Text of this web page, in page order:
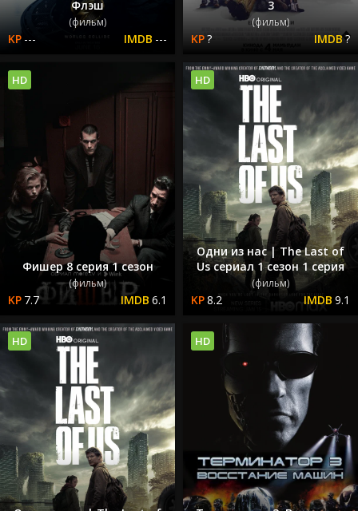
Флэш
(фильм)
--- ---
3
(фильм)
? ?
Фишер 8 серия 1 сезон
(фильм)
7.7 6.1
HD
Одни из нас | The Last of
Us сериал 1 сезон 1 серия
(фильм)
8.2 9.1
HD
HD HD